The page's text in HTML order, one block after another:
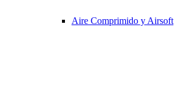
Aire Comprimido y Airsoft